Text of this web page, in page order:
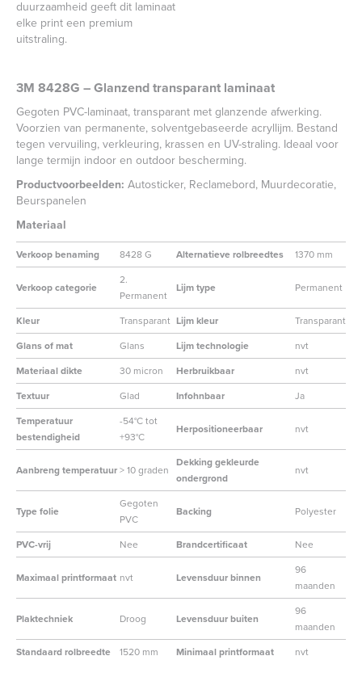
duurzaamheid geeft dit laminaat
elke print een premium
uitstraling.
3M 8428G – Glanzend transparant laminaat
Gegoten PVC-laminaat, transparant met glanzende afwerking.
Voorzien van permanente, solventgebaseerde acryllijm. Bestand
tegen vervuiling, verkleuring, krassen en UV-straling. Ideaal voor
lange termijn indoor en outdoor bescherming.
Productvoorbeelden: Autosticker, Reclamebord, Muurdecoratie,
Beurspanelen
Materiaal
Verkoop benaming 8428 G Alternatieve rolbreedtes 1370 mm
Verkoop categorie
2.
Permanent
Lijm type Permanent
Kleur Transparant Lijm kleur
Transparant
Glans of mat
Glans Lijm technologie
nvt
Materiaal dikte
30 micron Herbruikbaar
nvt
Textuur
Glad Infohnbaar
Ja
Temperatuur
bestendigheid
-54°C tot
+93°C
Herpositioneerbaar nvt
Aanbreng temperatuur> 10 graden
Dekking gekleurde
ondergrond
nvt
Type folie
Gegoten
PVC
Backing Polyester
PVC-vrij Nee Brandcertificaat Nee
Maximaal printformaat nvt Levensduur binnen
96
maanden
Plaktechniek Droog Levensduur buiten
96
maanden
Standaard rolbreedte
1520 mm Minimaal printformaat nvt